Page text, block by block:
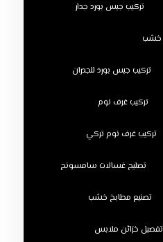
تركيب جبس بورد جدار
خشب
تركيب جبس بورد للجدران
تركيب غرف نوم
تركيب غرف نوم تركي
تصليح غسالات سامسونج
تصنيع مطابخ خشب
تفصيل خزائن ملابس